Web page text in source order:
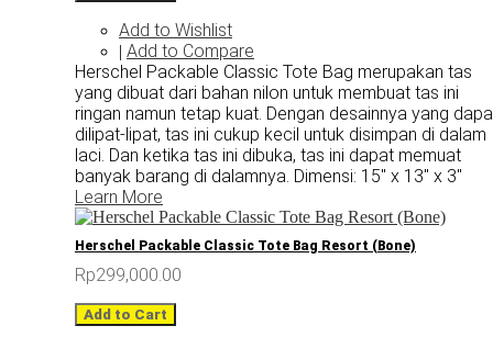
Add to Wishlist
| Add to Compare
Herschel Packable Classic Tote Bag merupakan tas
yang dibuat dari bahan nilon untuk membuat tas ini
ringan namun tetap kuat. Dengan desainnya yang
dilipat-lipat, tas ini cukup kecil untuk disimpan di dalam
laci. Dan ketika tas ini dibuka, tas ini dapat memuat
banyak barang di dalamnya. Dimensi: 15" x 13" x 3"
Learn More
Herschel Packable Classic Tote Bag Resort (Bone)
Rp299,000.00
Add to Cart